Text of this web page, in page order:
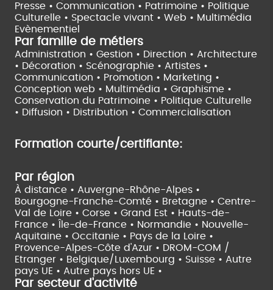
Presse • Communication • Patrimoine • Politique
Culturelle • Spectacle vivant • Web • Multimédia
Evènementiel
Par famille de métiers
Administration • Gestion • Direction • Architecture
• Décoration • Scénographie • Artistes •
Communication • Promotion • Marketing •
Conception web • Multimédia • Graphisme •
Conservation du Patrimoine • Politique Culturelle
• Diffusion • Distribution • Commercialisation
Formation courte/certifiante:
Par région
À distance • Auvergne-Rhône-Alpes •
Bourgogne-Franche-Comté • Bretagne • Centre-
Val de Loire • Corse • Grand Est • Hauts-de-
France •
Île-de-France • Normandie • Nouvelle-
Aquitaine • Occitanie • Pays de la Loire •
Provence-Alpes-Côte d'Azur • DROM-COM /
Etranger • Belgique/Luxembourg • Suisse • Autre
pays UE • Autre pays hors UE •
Par secteur d'activité